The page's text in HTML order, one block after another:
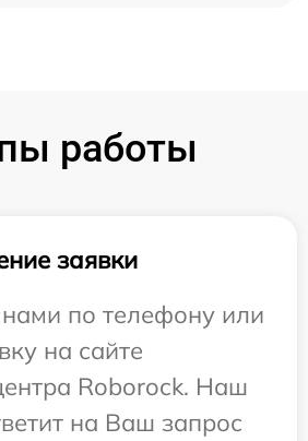
работы
заявки
по телефону или
на сайте
Roborock. Наш
на Ваш запрос